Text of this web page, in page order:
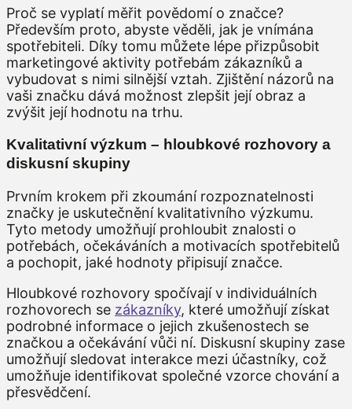
Proč se vyplatí měřit povědomí o značce?
Především proto, abyste věděli, jak je vnímána
spotřebiteli. Díky tomu můžete lépe přizpůsobit
marketingové aktivity potřebám zákazníků a
vybudovat s nimi silnější vztah. Zjištění názorů na
vaši značku dává možnost zlepšit její obraz a
zvýšit její hodnotu na trhu.
Kvalitativní výzkum – hloubkové rozhovory a
diskusní skupiny
Prvním krokem při zkoumání rozpoznatelnosti
značky je uskutečnění kvalitativního výzkumu.
Tyto metody umožňují prohloubit znalosti o
potřebách, očekáváních a motivacích spotřebitelů
a pochopit, jaké hodnoty připisují značce.
Hloubkové rozhovory spočívají v individuálních
rozhovorech se zákazníky, které umožňují získat
podrobné informace o jejich zkušenostech se
značkou a očekávání vůči ní. Diskusní skupiny zase
umožňují sledovat interakce mezi účastníky, což
umožňuje identifikovat společné vzorce chování a
přesvědčení.